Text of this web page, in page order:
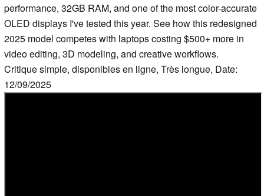
performance, 32GB RAM, and one of the most color-accurate
OLED displays I've tested this year. See how this redesigned
2025 model competes with laptops costing $500+ more in
video editing, 3D modeling, and creative workflows.
Critique simple, disponibles en ligne, Très longue, Date:
12/09/2025